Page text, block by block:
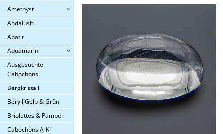
Amethyst
Andalusit
Apatit
Aquamarin
Ausgesuchte
Cabochons
Bergkristall
Beryll Gelb & Grün
Briolettes & Pampel
Cabochons A-K